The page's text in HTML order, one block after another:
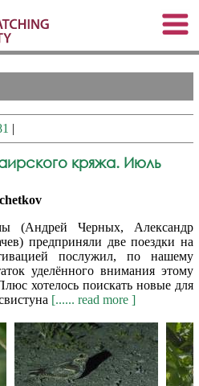
|
кряжа. Июль
(Андрей Черных, Александр
предприняли две поездки на
послужил, по нашему
уделённого внимания этому
хотелось поискать новые для
[...... read more ]